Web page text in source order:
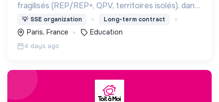
fragilisés (REP/REP+, QPV, territoires isolés), dans
la construction de leurs projets d’orientation.
💡 SSE organization Long-term contract
Paris, France Education
4 days ago